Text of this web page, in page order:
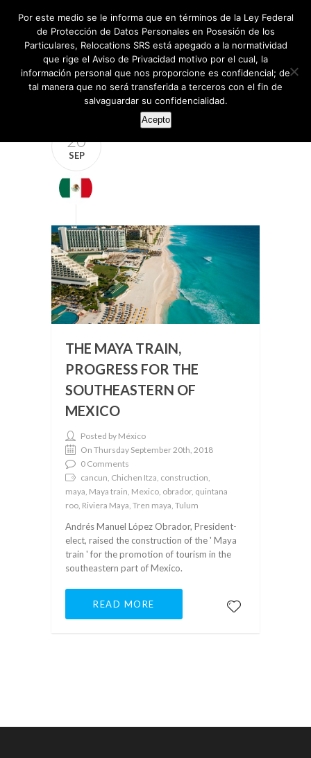
20
SEP
THE MAYA TRAIN,
PROGRESS FOR THE
SOUTHEASTERN OF
MEXICO
Posted by México
On Thursday September 20th, 2018
0 Comments
cancun, Chichen Itza, construction,
maya, Maya train, Mexico, obrador, quintana
roo, Riviera Maya, Tren maya, Tulum
Andrés Manuel López Obrador, President-
elect, raised the construction of the ' Maya
train ' for the promotion of tourism in the
southeastern part of Mexico.
READ MORE
Por este medio se le informa que en términos de la Ley Federal
de Protección de Datos Personales en Posesión de los
Particulares, Relocations SRS está apegado a la normatividad
que rige el Aviso de Privacidad motivo por el cual, la
información personal que nos proporcione es confidencial; de
tal manera que no será transferida a terceros con el fin de
salvaguardar su confidencialidad.
Acepto